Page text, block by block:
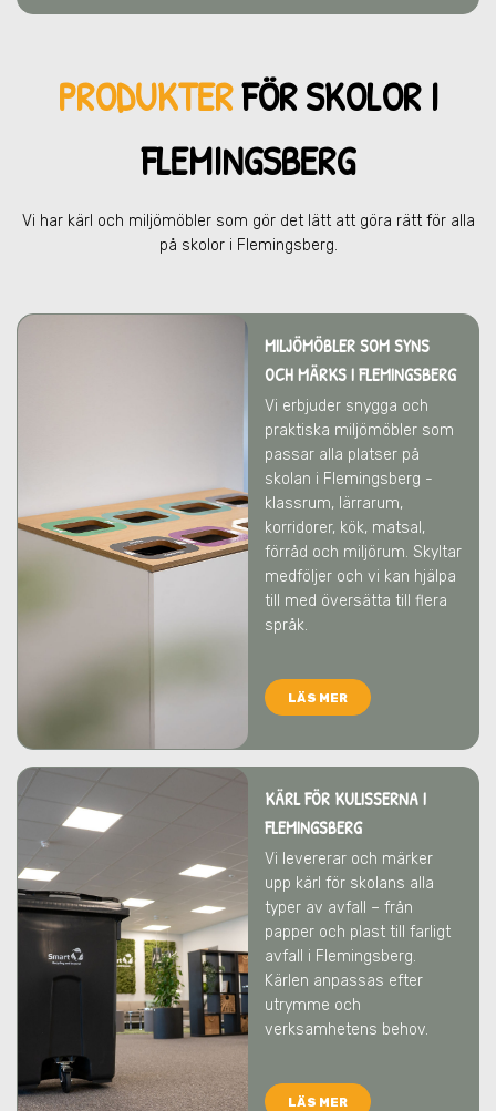
PRODUKTERFÖR SKOLOR I
FLEMINGSBERG
Vi har kärl och miljömöbler som gör det lätt att göra rätt för alla
på skolor i Flemingsberg.
MILJÖMÖBLER SOM SYNS
OCH MÄRKSI FLEMINGSBERG
Vi erbjuder snygga och
praktiska miljömöbler som
passar alla platser på
skolan i Flemingsberg -
klassrum, lärrarum,
korridorer, kök, matsal,
förråd och miljörum. Skyltar
medföljer och vi kan hjälpa
till med översätta till flera
språk.
LÄS MER
KÄRL FÖR KULISSERNA I
FLEMINGSBERG
Vi levererar och märker
upp kärl för skolans alla
typer av avfall – från
papper och plast till farligt
avfall i Flemingsberg.
Kärlen anpassas efter
utrymme och
verksamhetens behov.
LÄS MER